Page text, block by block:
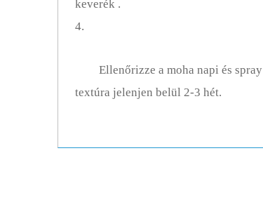
keverék .
4.
Ellenőrizze a moha napi és
textúra jelenjen belül 2-3 hét.